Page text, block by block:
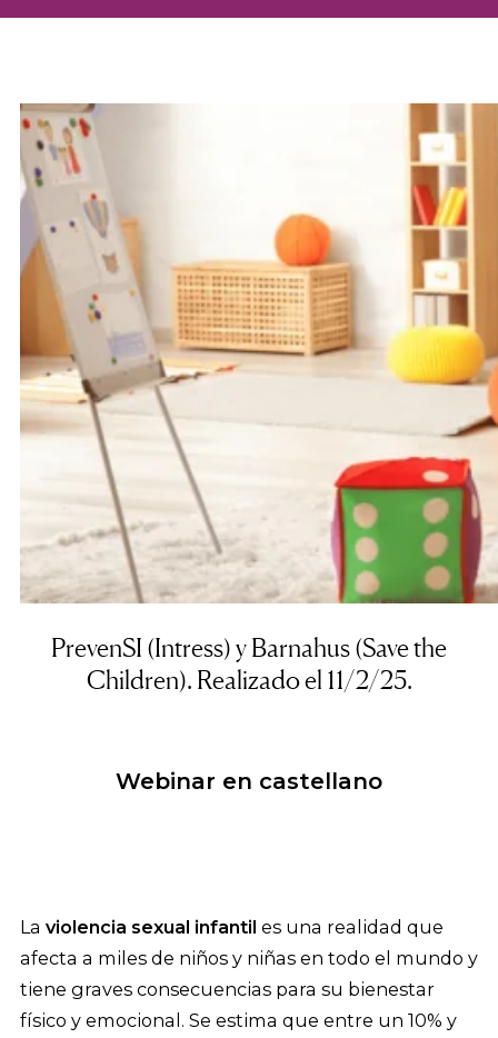
PrevenSI (Intress) yBarnahus(Save the
Children). Realizado el 11/2/25.
Webinar en castellano
La violencia sexual infantil es una realidad que
afecta a miles de niños y niñas en todo el mundo y
tiene graves consecuencias para su bienestar
físico y emocional. Se estima que entre un 10% y